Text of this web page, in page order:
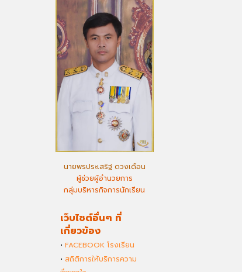
นายพรประเสริฐ ดวงเดือน
ผู้ช่วยผู้อำนวยการ
กลุ่มบริหารกิจการนักเรียน
เว็บไซต์อื่นๆ ที่
เกี่ยวข้อง
• FACEBOOK โรงเรียน
• สถิติการให้บริการความ